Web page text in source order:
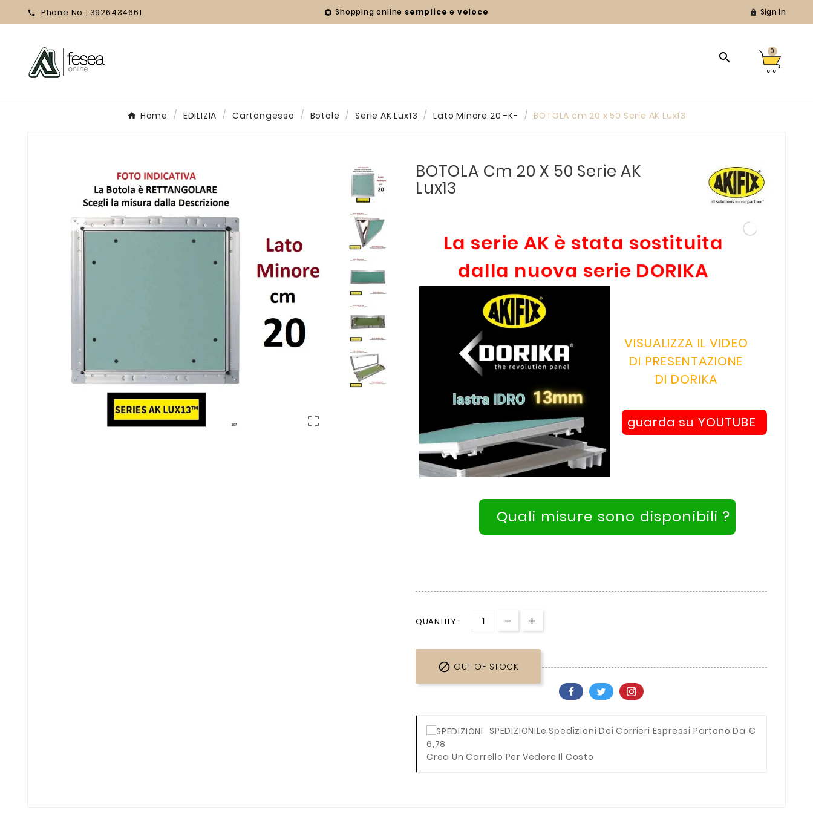
 Phone No : 3926434661  Shopping online semplice e veloce  Sign In
 0
Home EDILIZIA Cartongesso Botole Serie AK Lux13 Lato Minore 20 -K- BOTOLA cm 20 x 50 Serie AK Lux13

BOTOLA Cm 20 X 50 Serie AK
Lux13
La serie AK è stata sostituita
dalla nuova serie DORIKA
VISUALIZZA IL VIDEO
DI PRESENTAZIONE
DI DORIKA
guarda su YOUTUBE
Quali misure sono disponibili ?
QUANTITY :
 OUT OF STOCK
SPEDIZIONILe Spedizioni Dei Corrieri Espressi Partono Da €
6,78
Crea Un Carrello Per Vedere Il Costo